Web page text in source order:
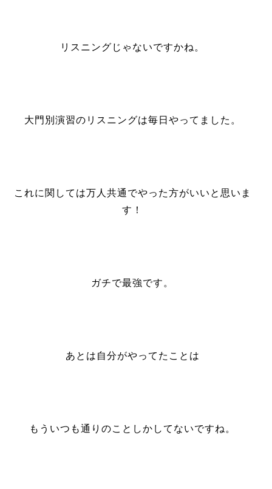
リスニングじゃないですかね。
大門別演習のリスニングは毎日やってました。
これに関しては万人共通でやった方がいいと思いま
す！
ガチで最強です。
あとは自分がやってたことは
もういつも通りのことしかしてないですね。